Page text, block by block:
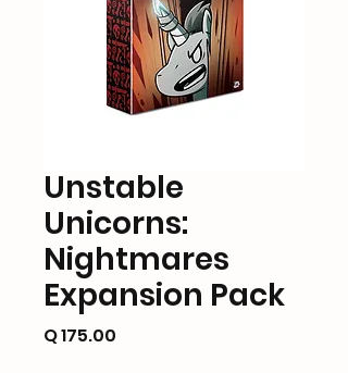
Unstable
Unicorns:
Nightmares
Expansion Pack
Q 175.00